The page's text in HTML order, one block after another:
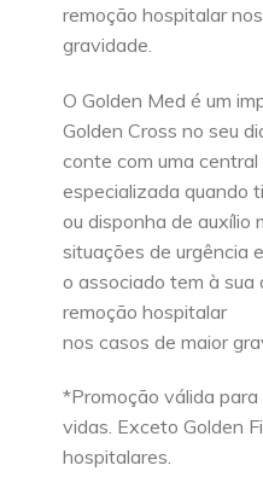
remoção hospitalar
gravidade.
O Golden Med é um
Golden Cross no seu
conte com uma
especializada quando
ou disponha de auxílio
situações de urgência
o associado tem à sua
remoção hospitalar
nos casos de maior
*Promoção válida
vidas. Exceto Golden
hospitalares.